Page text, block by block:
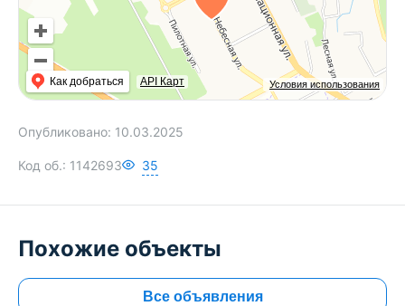
Условия использования
Как добраться API Карт
Опубликовано: 10.03.2025
Код об.: 1142693 35
Похожие объекты
Все объявления